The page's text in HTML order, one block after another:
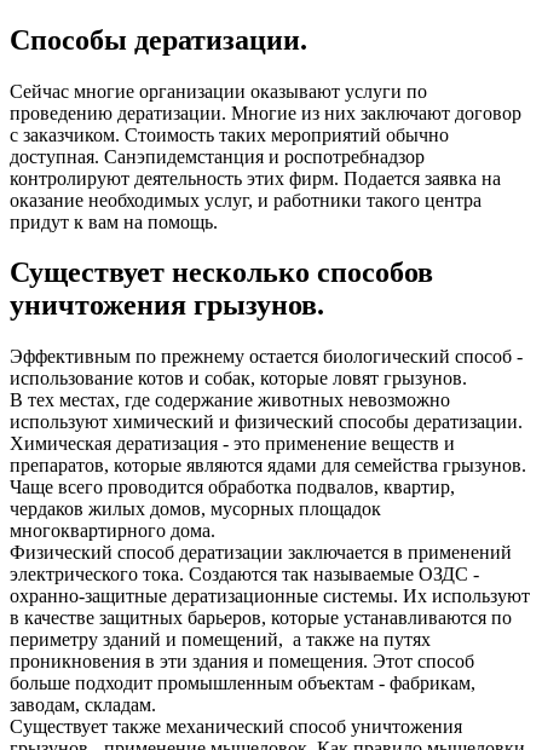
Способы дератизации.
Сейчас многие организации оказывают услуги по
проведению дератизации. Многие из них заключают договор
с заказчиком. Стоимость таких мероприятий обычно
доступная. Санэпидемстанция и роспотребнадзор
контролируют деятельность этих фирм. Подается заявка на
оказание необходимых услуг, и работники такого центра
придут к вам на помощь.
Существует несколько способов
уничтожения грызунов.
Эффективным по прежнему остается биологический способ -
использование котов и собак, которые ловят грызунов.
В тех местах, где содержание животных невозможно
используют химический и физический способы дератизации.
Химическая дератизация - это применение веществ и
препаратов, которые являются ядами для семейства грызунов.
Чаще всего проводится обработка подвалов, квартир,
чердаков жилых домов, мусорных площадок
многоквартирного дома.
Физический способ дератизации заключается в применений
электрического тока. Создаются так называемые ОЗДС -
охранно-защитные дератизационные системы. Их используют
в качестве защитных барьеров, которые устанавливаются по
периметру зданий и помещений, а также на путях
проникновения в эти здания и помещения. Этот способ
больше подходит промышленным объектам - фабрикам,
заводам, складам.
Существует также механический способ уничтожения